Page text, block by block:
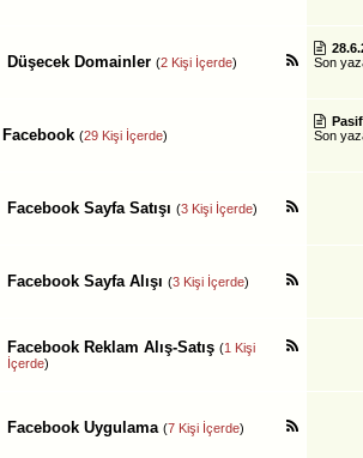
Düşecek Domainler (2 Kişi İçerde)
Son
Facebook (29 Kişi İçerde)
Son
Facebook Sayfa Satışı (3 Kişi İçerde)
Facebook Sayfa Alışı (3 Kişi İçerde)
Facebook Reklam Alış-Satış (1 Kişi
İçerde)
Facebook Uygulama (7 Kişi İçerde)